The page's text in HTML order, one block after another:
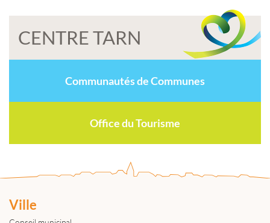
CENTRE TARN
Communautés de Communes
Office du Tourisme
Ville